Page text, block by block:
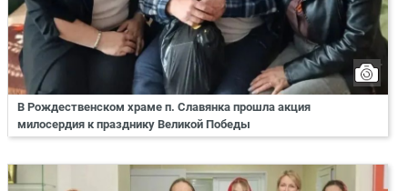
В Рождественском храме п. Славянка прошла акция
милосердия к празднику Великой Победы